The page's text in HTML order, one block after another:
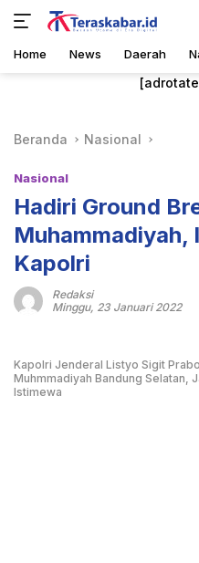
Home News Daerah
Beranda Nasional
Nasional
Hadiri Ground
Muhammadiyah,
Kapolri
Redaksi
Minggu, 23 Januari 2022
Kapolri Jenderal Listyo Sigit
Muhmmadiyah Bandung Selatan,
Istimewa